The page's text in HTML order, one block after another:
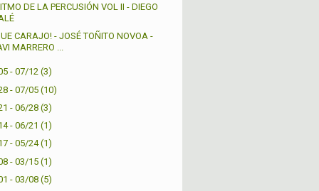
DE LA PERCUSIÓN VOL II - DIEGO
CARAJO! - JOSÉ TOÑITO NOVOA -
MARRERO ...
- 07/12 (3)
- 07/05 (10)
- 06/28 (3)
- 06/21 (1)
- 05/24(1)
- 03/15 (1)
- 03/08 (5)